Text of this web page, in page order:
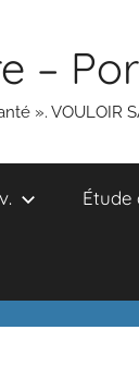
–
». VOULOIR
Étude